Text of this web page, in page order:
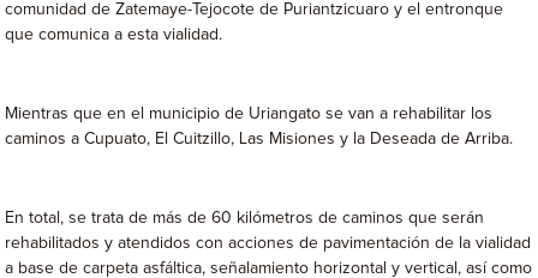
comunidad de Zatemaye-Tejocote de Puriantzicuaro y el entronque
que comunica a esta vialidad.
Mientras que en el municipio de Uriangato se van a rehabilitar los
caminos a Cupuato, El Cuitzillo, Las Misiones y la Deseada de Arriba.
En total, se trata de más de 60 kilómetros de caminos que serán
rehabilitados y atendidos con acciones de pavimentación de la vialidad
a base de carpeta asfáltica, señalamiento horizontal y vertical, así como